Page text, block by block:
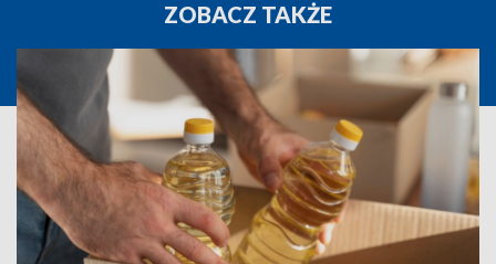
ZOBACZ TAKŻE